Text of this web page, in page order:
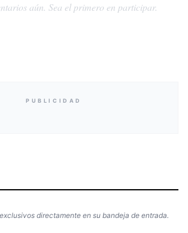
aún. Sea el primero en participar.
PUBLICIDAD
directamente en su bandeja de entrada.